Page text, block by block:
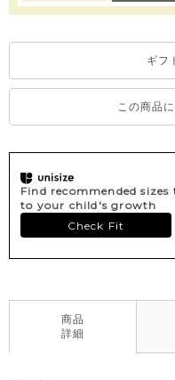
※色移りを防ぐため、手洗
※撮影･モニター環境等によ
ギフ
この商品
Find recommended sizes
to your child's growth
Check Fit
商品
詳細